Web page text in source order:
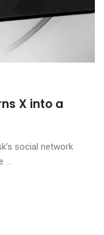
X into a
social network
...